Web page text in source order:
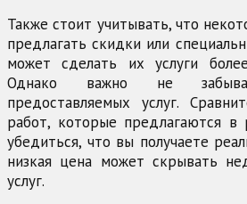
Также стоит учитывать, что
предлагать скидки или
может сделать их услуги
Однако важно не
предоставляемых услуг.
работ, которые предлагаются в
убедиться, что вы получаете
низкая цена может скрывать
услуг.